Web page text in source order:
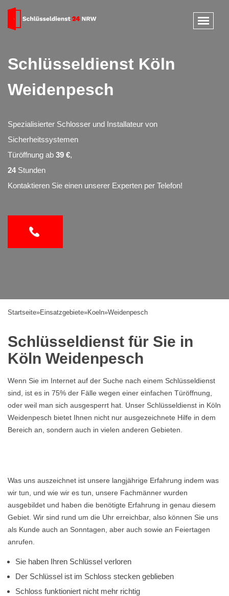
Schlüsseldienst Köln
Weidenpesch
Spezialisierter Schlosser und Installateur von
Sicherheitssystemen
Türöffnung ab 39 €,
24Stunden
Kontaktieren Sie einen unserer Experten per Telefon!
Startseite»Einsatzgebiete»Koeln»Weidenpesch
Schlüsseldienst für Sie in
Köln Weidenpesch
Wenn Sie im Internet auf der Suche nach einem Schlüsseldienst
sind, ist es in 75% der Fälle wegen einer einfachen Türöffnung,
oder weil man sich ausgesperrt hat. Unser Schlüsseldienst in Köln
Weidenpesch bietet Ihnen nicht nur ausgezeichnete Hilfe in dem
Bereich an, sondern auch in vielen anderen Gebieten.
Was uns auszeichnet ist unsere langjährige Erfahrung indem was
wir tun, und wie wir es tun, unsere Fachmänner wurden
ausgebildet und haben die benötigte Erfahrung in genau diesem
Gebiet. Wir sind rund um die Uhr erreichbar, also können Sie uns
als Kunde auch an Sonntagen, aber auch sowie an Feiertagen
anrufen.
Sie haben Ihren Schlüssel verloren
Der Schlüssel ist im Schloss stecken geblieben
Schloss funktioniert nicht mehr richtig